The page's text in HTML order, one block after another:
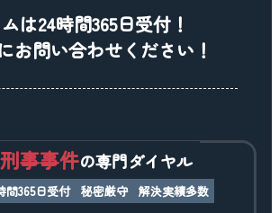
は24時間365日受付！
お問い合わせください！
刑事事件の専門ダイヤル
間365日受付 秘密厳守 解決実績多数